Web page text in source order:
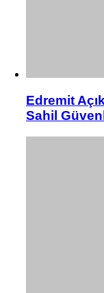
Edremit
Sahil